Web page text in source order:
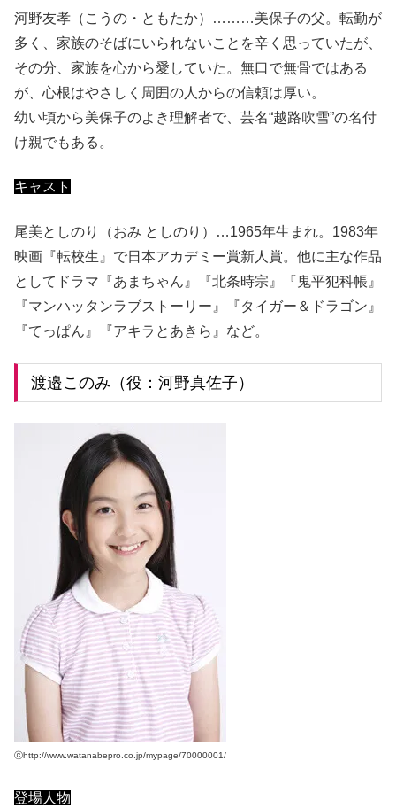
河野友孝（こうの・ともたか）………美保子の父。転勤が
多く、家族のそばにいられないことを辛く思っていたが、
その分、家族を心から愛していた。無口で無骨ではある
が、心根はやさしく周囲の人からの信頼は厚い。
幼い頃から美保子のよき理解者で、芸名“越路吹雪”の名付
け親でもある。
キャスト
尾美としのり（おみ としのり）…1965年生まれ。1983年
映画『転校生』で日本アカデミー賞新人賞。他に主な作品
としてドラマ『あまちゃん』『北条時宗』『鬼平犯科帳』
『マンハッタンラブストーリー』『タイガー＆ドラゴン』
『てっぱん』『アキラとあきら』など。
渡邉このみ（役：河野真佐子）
ⓒhttp://www.watanabepro.co.jp/mypage/70000001/
登場人物